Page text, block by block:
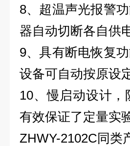
8、超温声光报警
器自动切断各自供
9、具有断电恢复
设备可自动按原设
10、慢启动设计
有效保证了定量实
ZHWY-2102C同类